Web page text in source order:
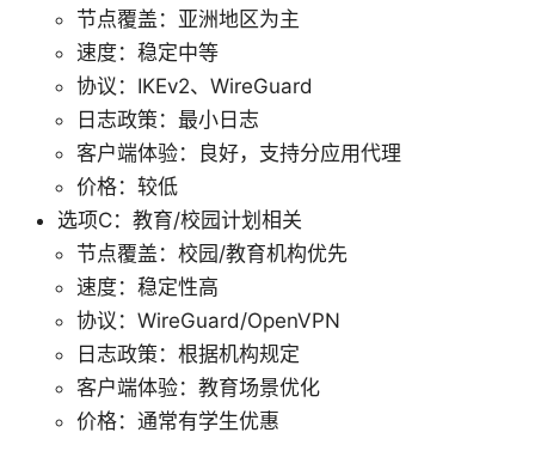
节点覆盖：亚洲地区为主
速度：稳定中等
协议：IKEv2、WireGuard
日志政策：最小日志
客户端体验：良好，支持分应用代理
价格：较低
选项C：教育/校园计划相关
节点覆盖：校园/教育机构优先
速度：稳定性高
协议：WireGuard/OpenVPN
日志政策：根据机构规定
客户端体验：教育场景优化
价格：通常有学生优惠